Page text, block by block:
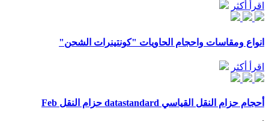
اقرأ أكثر
انواع ومقاسات واحجام الحاويات "كونتينرات الشحن"
اقرأ أكثر
أحجام حزام النقل القياسي datastandard حزام النقل Feb